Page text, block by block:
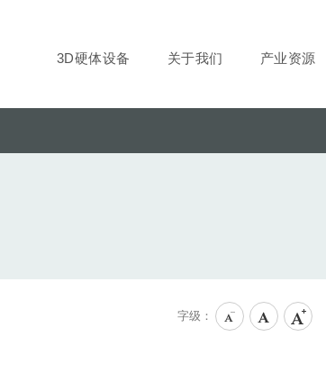
3D硬体设备 关于我们 产业资源
字级：